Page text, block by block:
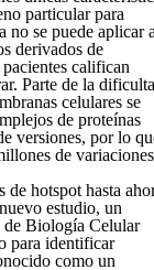
particular para
no se puede aplicar
derivados de
califican
Parte de la
celulares se
de proteínas
versiones, por lo
de variaciones
de hotspot hasta
estudio, un
de Biología Celular
para identificar
como un